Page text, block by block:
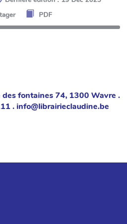
PDF
des fontaines 74, 1300 Wavre .
. info@librairieclaudine.be